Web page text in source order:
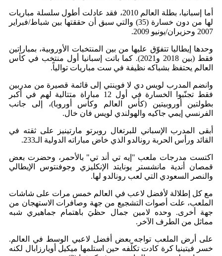
أما إسبانيا، بطلة العالم 2010، فقد عادلت أطول سلسلة مباريات
لها من دون خسارة (35) والتي سبق أن حققتها بين شباط/فبراير
2007 وحزيران/يونيو 2009.
وحدها إيطاليا تتفوّق عليها من بين المنتخبات الأوروبية، بمباراتين
فقط (بين 2018 و2021). كما باتت إسبانيا أول منتخب في كأس
العالم يحتفظ بشباكه نظيفة في ست مباريات توالياً.
وانضم المدرب لويس دي لا فوينتي إلى قائمة قصيرة من مدربين
فقط تجنّبوا الخسارة في أول 12 مباراة متتالية لهم في أكبر
بطولتين أوروبيتين (كأس العالم وكأس أوروبا)، إلى جانب
الفرنسي إيمي جاكيه والهولندي لويس فان خال.
أبقى المدرب الإسباني للبرتغال روبرتو مارتينيز على ثقته في
القائد ورأس الحربة رونالدو الذي خاض مباراته الدولية الـ233.
اكتست مدرجات ملعب "إيه تي أند تي" بالأحمر، وحضرت بعض
قمصان أندية مانشستر يونايتد الإنكليزي وجوفنتوس الإيطالي
والنصر السعودي التي لعب رونالدو لها.
مع كل إطلالة لأفضل لاعب في العالم خمس مرات على شاشات
الملعب، علت أصوات التشجيع من جهة وصافرات الاستهجان من
جهة أخرى. وحده لامين جمال حظيَ باهتمام جماهيري شبه
مماثل من الطرف الآخر.
على أرض الملعب تواجه بعض أفضل لاعبي الوسط في العالم.
خسر فيتينيا كرة كادت تكلّفه حين استلمها ميكيل أويارزابال لكنه